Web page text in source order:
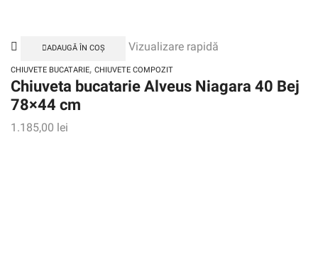
ADAUGĂ ÎN COȘ Vizualizare rapidă
CHIUVETE BUCATARIE, CHIUVETE COMPOZIT
Chiuveta bucatarie Alveus Niagara 40 Bej
78×44 cm
1.185,00 lei